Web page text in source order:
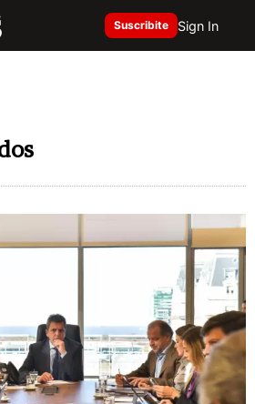
Suscribite Sign In